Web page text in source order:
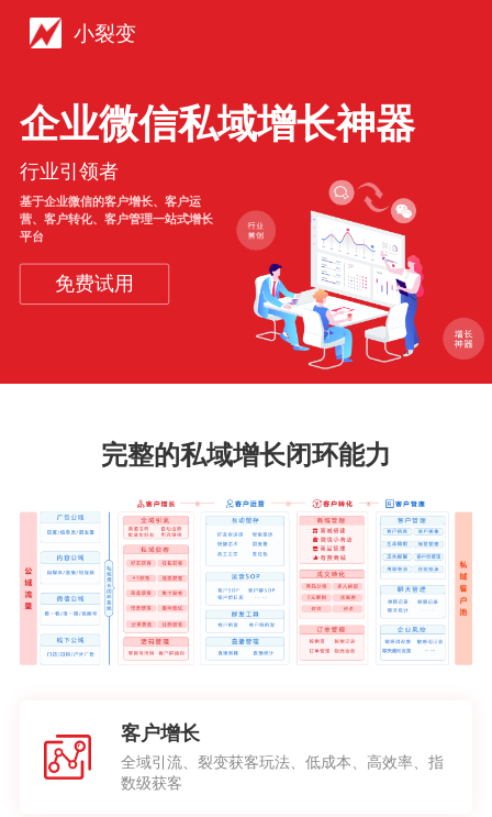
小裂变
企业微信私域增长神器
行业引领者
基于企业微信的客户增长、客户运
营、客户转化、客户管理一站式增长
平台
免费试用
完整的私域增长闭环能力
客户增长
全域引流、裂变获客玩法、低成本、高效率、指
数级获客